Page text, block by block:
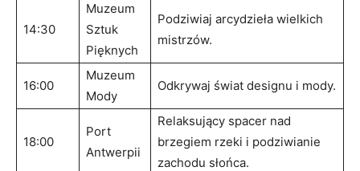
14:30
Muzeum
Sztuk
Pięknych
Podziwiaj arcydzieła wielkich
mistrzów.
16:00
Muzeum
Mody
Odkrywaj świat designu ⁢i mody.
18:00
Port
Antwerpii
Relaksujący spacer nad
‍brzegiem rzeki ⁣i podziwianie
zachodu słońca.